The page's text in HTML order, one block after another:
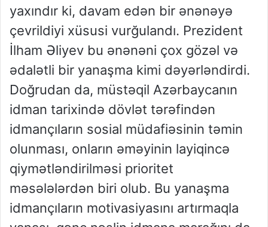
yaxındır ki, davam edən bir ənənəyə
çevrildiyi xüsusi vurğulandı. Prezident
İlham Əliyev bu ənənəni çox gözəl və
ədalətli bir yanaşma kimi dəyərləndirdi.
Doğrudan da, müstəqil Azərbaycanın
idman tarixində dövlət tərəfindən
idmançıların sosial müdafiəsinin təmin
olunması, onların əməyinin layiqincə
qiymətləndirilməsi prioritet
məsələlərdən biri olub. Bu yanaşma
idmançıların motivasiyasını artırmaqla